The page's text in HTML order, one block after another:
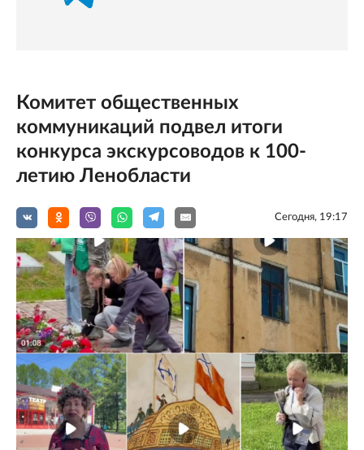
Комитет общественных
коммуникаций подвел итоги
конкурса экскурсоводов к 100-
летию Ленобласти
Сегодня, 19:17